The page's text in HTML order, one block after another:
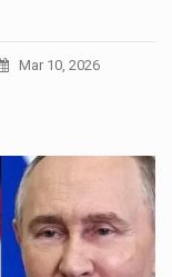
Mar 10, 2026